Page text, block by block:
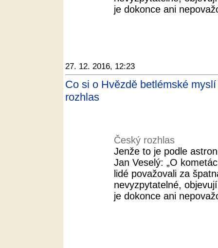
je dokonce ani
27. 12. 2016, 12:23
Co si o Hvězdě betlémské
rozhlas
Český rozhlas
Jenže to je podle
Jan Veselý: „O
lidé považovali za
nevyzpytatelné,
je dokonce ani